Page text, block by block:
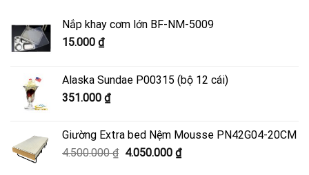
Nắp khay cơm lớn BF-NM-5009
15.000 ₫
Alaska Sundae P00315 (bộ 12 cái)
351.000 ₫
Giường Extra bed Nệm Mousse PN42G04-20CM
4.500.000₫ Giá
4.050.000 ₫Giá